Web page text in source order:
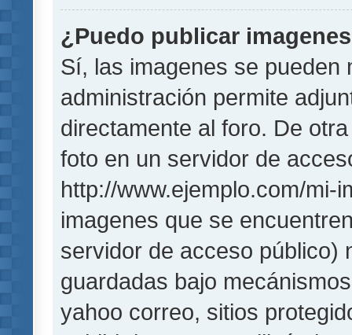
¿Puedo publicar
Sí, las imagenes se pueden
administración permite
directamente al foro. De
foto en un servidor de
http://www.ejemplo.com/mi-
imagenes que se
servidor de acceso público)
guardadas bajo
yahoo correo, sitios